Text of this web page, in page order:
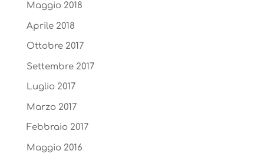
Maggio 2018
Aprile 2018
Ottobre 2017
Settembre 2017
Luglio 2017
Marzo 2017
Febbraio 2017
Maggio 2016